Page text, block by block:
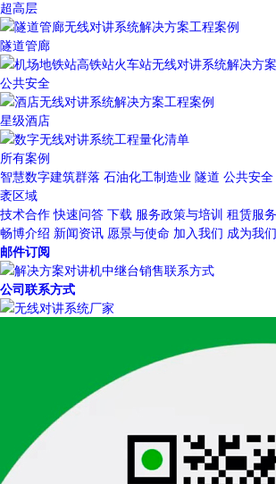
超高层
隧道管廊
公共安全
星级酒店
所有案例
智慧数字建筑群落 石油化工制造业 隧道 公共安全
袤区域
技术合作 快速问答 下载 服务政策与培训 租赁服务
畅博介绍 新闻资讯 愿景与使命 加入我们 成为我
邮件订阅
公司联系方式